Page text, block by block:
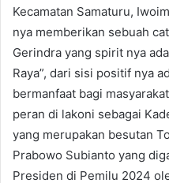
Kecamatan Samaturu,
nya memberikan sebuah
Gerindra yang spirit nya
Raya”, dari sisi positif nya
bermanfaat bagi
peran di lakoni sebagai
yang merupakan besutan
Prabowo Subianto yang
Presiden di Pemilu 2024